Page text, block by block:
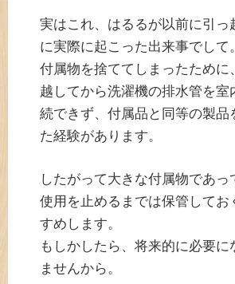
実はこれ、はるるが以前に引っ
に実際に起こった出来事でして。
付属物を捨ててしまったために
越してから洗濯機の排水管を室
続できず、付属品と同等の製品
た経験があります。
したがって大きな付属物であっ
使用を止めるまでは保管してお
すめします。
もしかしたら、将来的に必要に
ませんから。